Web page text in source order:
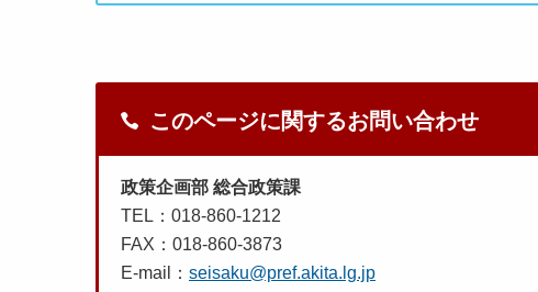
このページに関するお問い合わせ
政策企画部 総合政策課
TEL：018-860-1212
FAX：018-860-3873
E-mail： seisaku@pref.akita.lg.jp